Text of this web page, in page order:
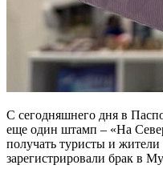
С сегодняшнего дня в
еще один штамп – «На
получать туристы и
зарегистрировали брак в